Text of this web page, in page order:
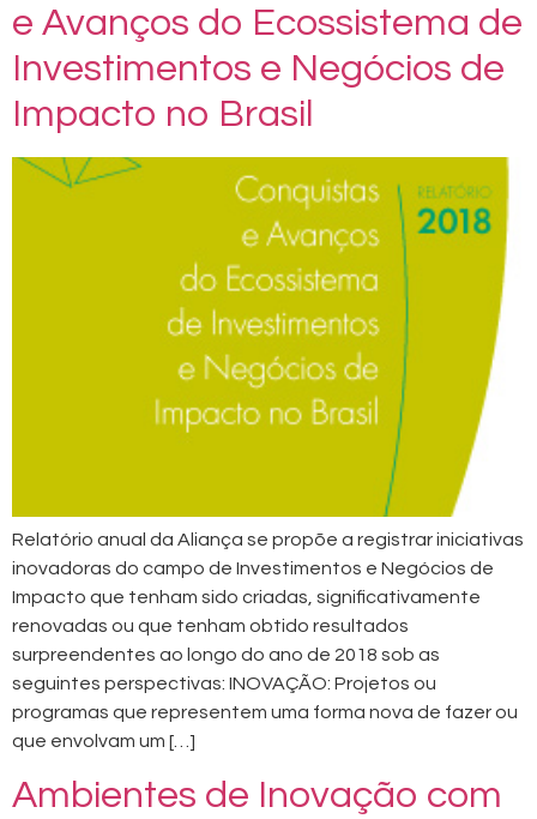
e Avanços do Ecossistema de
Investimentos e Negócios de
Impacto no Brasil
Relatório anual da Aliança se propõe a registrar iniciativas
inovadoras do campo de Investimentos e Negócios de
Impacto que tenham sido criadas, significativamente
renovadas ou que tenham obtido resultados
surpreendentes ao longo do ano de 2018 sob as
seguintes perspectivas: INOVAÇÃO: Projetos ou
programas que representem uma forma nova de fazer ou
que envolvam um […]
Ambientes de Inovação com